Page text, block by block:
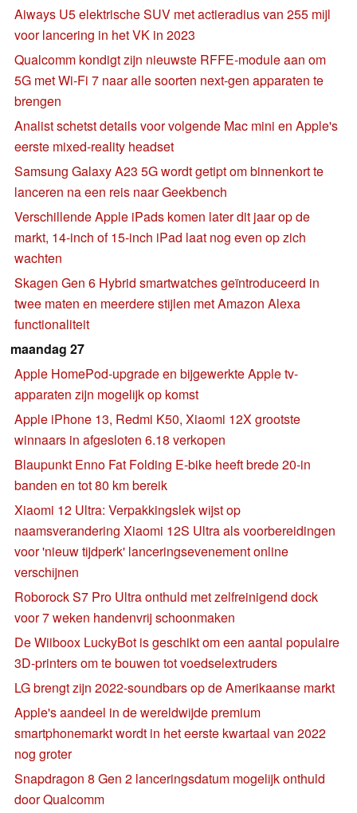
Aiways U5 elektrische SUV met actieradius van 255 mijl
voor lancering in het VK in 2023
Qualcomm kondigt zijn nieuwste RFFE-module aan om
5G met Wi-Fi 7 naar alle soorten next-gen apparaten te
brengen
Analist schetst details voor volgende Mac mini en Apple's
eerste mixed-reality headset
Samsung Galaxy A23 5G wordt getipt om binnenkort te
lanceren na een reis naar Geekbench
Verschillende Apple iPads komen later dit jaar op de
markt, 14-inch of 15-inch iPad laat nog even op zich
wachten
Skagen Gen 6 Hybrid smartwatches geïntroduceerd in
twee maten en meerdere stijlen met Amazon Alexa
functionaliteit
maandag 27
Apple HomePod-upgrade en bijgewerkte Apple tv-
apparaten zijn mogelijk op komst
Apple iPhone 13, Redmi K50, Xiaomi 12X grootste
winnaars in afgesloten 6.18 verkopen
Blaupunkt Enno Fat Folding E-bike heeft brede 20-in
banden en tot 80 km bereik
Xiaomi 12 Ultra: Verpakkingslek wijst op
naamsverandering Xiaomi 12S Ultra als voorbereidingen
voor 'nieuw tijdperk' lanceringsevenement online
verschijnen
Roborock S7 Pro Ultra onthuld met zelfreinigend dock
voor 7 weken handenvrij schoonmaken
De Wiiboox LuckyBot is geschikt om een aantal populaire
3D-printers om te bouwen tot voedselextruders
LG brengt zijn 2022-soundbars op de Amerikaanse markt
Apple's aandeel in de wereldwijde premium
smartphonemarkt wordt in het eerste kwartaal van 2022
nog groter
Snapdragon 8 Gen 2 lanceringsdatum mogelijk onthuld
door Qualcomm